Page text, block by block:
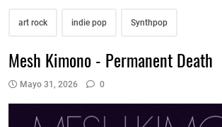
art rock indie pop Synthpop
Mesh Kimono - Permanent Death
Mayo 31, 2026 0